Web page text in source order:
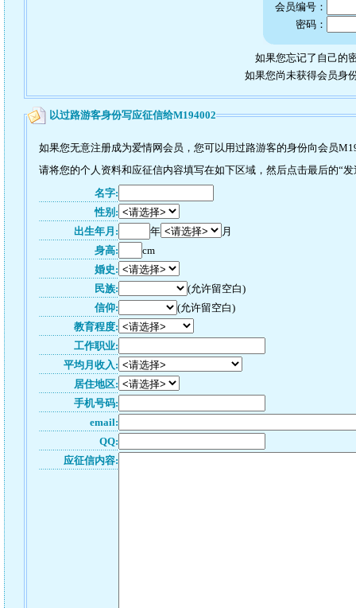
会员编号：
密码：
如果您忘记了自己的
如果您尚未获得会员身
以过路游客身份写应征信给M194002
如果您无意注册成为爱情网会员，您可以用过路游客的身份向会员
请将您的个人资料和应征信内容填写在如下区域，然后点击最后的“
名字:
性别:
出生年月:
年
月
身高:
cm
婚史:
民族:
(允许留空白)
信仰:
(允许留空白)
教育程度:
工作职业:
平均月收入:
居住地区:
手机号码:
email:
QQ:
应征信内容: